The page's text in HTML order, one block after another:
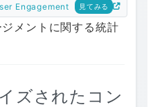
Engagement 見てみる
メントに関する統計
ズされたコン